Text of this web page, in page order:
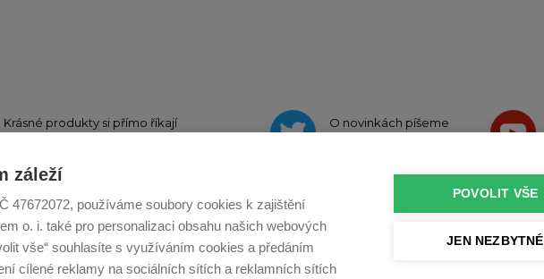
záleží
47672072, používáme soubory cookies k zajištění
o. i. také pro personalizaci obsahu našich webových
vše“ souhlasíte s využíváním cookies a předáním
cílené reklamy na sociálních sítích a reklamních sítích
POVOLIT VŠE
JEN NEZBYTNÉ
Krásné produkty si přímo říkají O novinkách píšeme
Profikuchar.sk Profikoch.at Profiszakacs.hu